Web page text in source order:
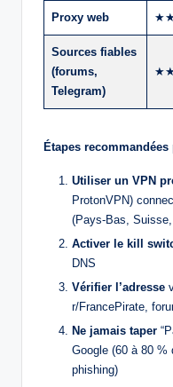
Proxy web
Sources fiables
(forums,
Telegram)
Étapes
Utiliser un VPN
ProtonVPN)
(Pays-Bas,
Activer le kill
DNS
Vérifier l’adresse
r/FrancePirate,
Ne jamais taper
Google (60 à 80 %
phishing)